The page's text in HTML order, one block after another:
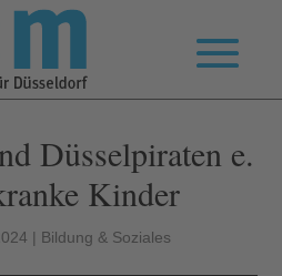
Düsselpiraten e.
Kinder
| Bildung & Soziales